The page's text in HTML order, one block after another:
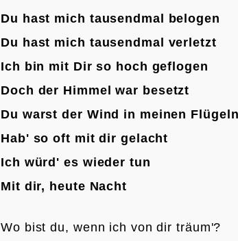
Du hast mich tausendmal belogen
Du hast mich tausendmal verletzt
Ich bin mit Dir so hoch geflogen
Doch der Himmel war besetzt
Du warst der Wind in meinen Flügeln
Hab' so oft mit dir gelacht
Ich würd' es wieder tun
Mit dir, heute Nacht
Wo bist du, wenn ich von dir träum'?